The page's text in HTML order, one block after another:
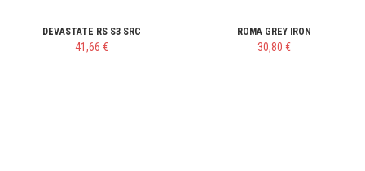
DEVASTATE RS S3 SRC
41,66 €
ROMA GREY IRON
30,80 €